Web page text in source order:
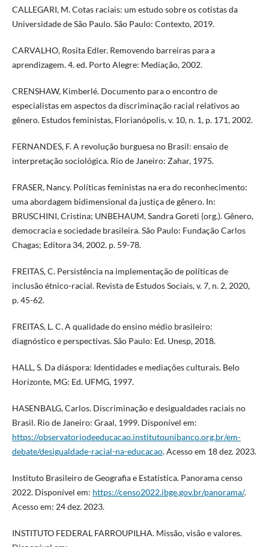
CALLEGARI, M. Cotas raciais: um estudo sobre os cotistas da
Universidade de São Paulo. São Paulo: Contexto, 2019.
CARVALHO, Rosita Edler. Removendo barreiras para a
aprendizagem. 4. ed. Porto Alegre: Mediação, 2002.
CRENSHAW, Kimberlé. Documento para o encontro de
especialistas em aspectos da discriminação racial relativos ao
gênero. Estudos feministas, Florianópolis, v. 10, n. 1, p. 171, 2002.
FERNANDES, F. A revolução burguesa no Brasil: ensaio de
interpretação sociológica. Rio de Janeiro: Zahar, 1975.
FRASER, Nancy. Políticas feministas na era do reconhecimento:
uma abordagem bidimensional da justiça de gênero. In:
BRUSCHINI, Cristina; UNBEHAUM, Sandra Goreti (org.). Gênero,
democracia e sociedade brasileira. São Paulo: Fundação Carlos
Chagas; Editora 34, 2002. p. 59-78.
FREITAS, C. Persistência na implementação de políticas de
inclusão étnico-racial. Revista de Estudos Sociais, v. 7, n. 2, 2020,
p. 45-62.
FREITAS, L. C. A qualidade do ensino médio brasileiro:
diagnóstico e perspectivas. São Paulo: Ed. Unesp, 2018.
HALL, S. Da diáspora: Identidades e mediações culturais. Belo
Horizonte, MG: Ed. UFMG, 1997.
HASENBALG, Carlos. Discriminação e desigualdades raciais no
Brasil. Rio de Janeiro: Graal, 1999. Disponível em:
https://observatoriodeeducacao.institutounibanco.org.br/em-
debate/desigualdade-racial-na-educacao. Acesso em 18 dez. 2023.
Instituto Brasileiro de Geografia e Estatística. Panorama censo
2022. Disponível em: https://censo2022.ibge.gov.br/panorama/.
Acesso em: 24 dez. 2023.
INSTITUTO FEDERAL FARROUPILHA. Missão, visão e valores.